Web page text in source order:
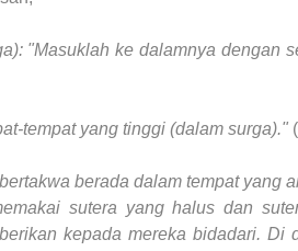
"Masuklah ke dalamnya dengan
tempat yang tinggi (dalam surga)." (
berada dalam tempat yang
sutera yang halus dan
kepada mereka bidadari. Di